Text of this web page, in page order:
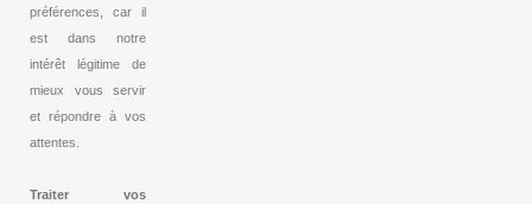
préférences, car il
est dans notre
intérêt légitime de
mieux vous servir
et répondre à vos
attentes.
Traiter vos